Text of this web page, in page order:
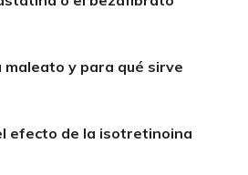
y para qué sirve
efecto de la isotretinoina